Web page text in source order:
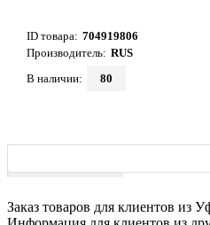
ID товара: 704919806
Производитель: RUS
В наличии:
80
Заказ товаров для клиентов из